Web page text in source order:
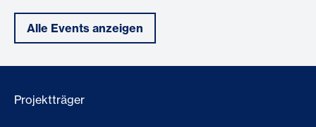
Alle Events anzeigen
Projektträger